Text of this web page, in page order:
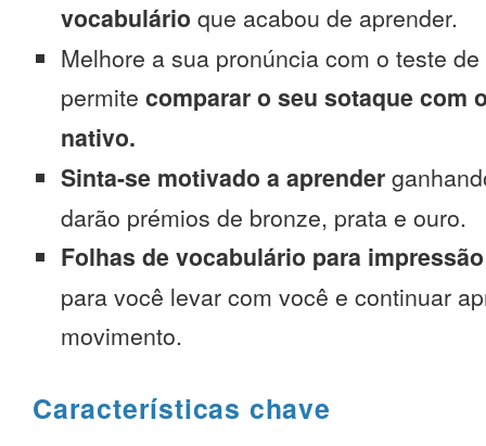
vocabulário que acabou de aprender.
Melhore a sua pronúncia com o teste
permite comparar o seu sotaque com
nativo.
Sinta-se motivado a aprender
darão prémios de bronze, prata e ouro.
Folhas de vocabulário para impressão
para você levar com você e continuar
movimento.
Características chave